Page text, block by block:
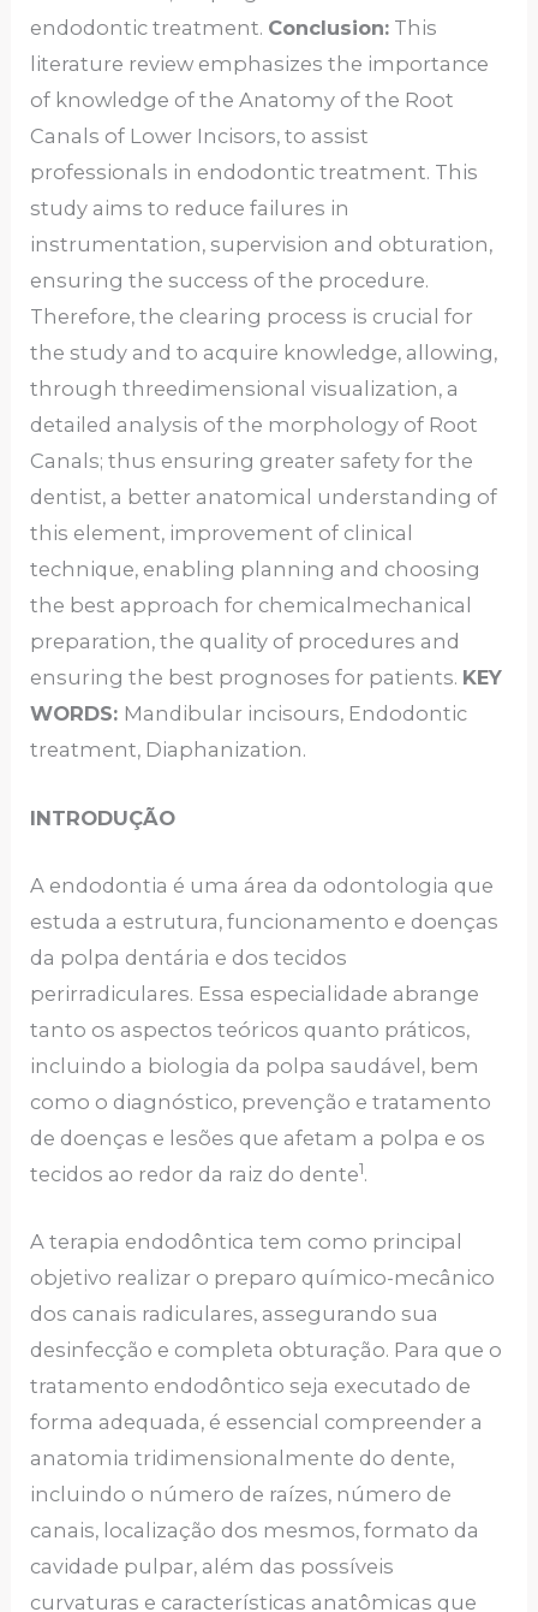
endodontic treatment. Conclusion: This
literature review emphasizes the importance
of knowledge of the Anatomy of the Root
Canals of Lower Incisors, to assist
professionals in endodontic treatment. This
study aims to reduce failures in
instrumentation, supervision and obturation,
ensuring the success of the procedure.
Therefore, the clearing process is crucial for
the study and to acquire knowledge, allowing,
through threedimensional visualization, a
detailed analysis of the morphology of Root
Canals; thus ensuring greater safety for the
dentist, a better anatomical understanding of
this element, improvement of clinical
technique, enabling planning and choosing
the best approach for chemicalmechanical
preparation, the quality of procedures and
ensuring the best prognoses for patients. KEY
WORDS: Mandibular incisours, Endodontic
treatment, Diaphanization.
INTRODUÇÃO
A endodontia é uma área da odontologia que
estuda a estrutura, funcionamento e doenças
da polpa dentária e dos tecidos
perirradiculares. Essa especialidade abrange
tanto os aspectos teóricos quanto práticos,
incluindo a biologia da polpa saudável, bem
como o diagnóstico, prevenção e tratamento
de doenças e lesões que afetam a polpa e os
tecidos ao redor da raiz do dente1.
A terapia endodôntica tem como principal
objetivo realizar o preparo químico-mecânico
dos canais radiculares, assegurando sua
desinfecção e completa obturação. Para que o
tratamento endodôntico seja executado de
forma adequada, é essencial compreender a
anatomia tridimensionalmente do dente,
incluindo o número de raízes, número de
canais, localização dos mesmos, formato da
cavidade pulpar, além das possíveis
curvaturas e características anatômicas que